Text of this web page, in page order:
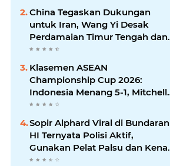
China Tegaskan Dukungan
untuk Iran, Wang Yi Desak
Perdamaian Timur Tengah dan
Soroti Ketegangan dengan AS
Klasemen ASEAN
Championship Cup 2026:
Indonesia Menang 5-1, Mitchell
Baker Hattrick dan Puncaki Top
Skor
Sopir Alphard Viral di Bundaran
HI Ternyata Polisi Aktif,
Gunakan Pelat Palsu dan Kena
Tilang